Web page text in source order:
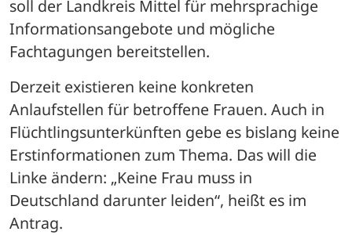
soll der Landkreis Mittel für mehrsprachige
Informationsangebote und mögliche
Fachtagungen bereitstellen.
Derzeit existieren keine konkreten
Anlaufstellen für betroffene Frauen. Auch in
Flüchtlingsunterkünften gebe es bislang keine
Erstinformationen zum Thema. Das will die
Linke ändern: „Keine Frau muss in
Deutschland darunter leiden“, heißt es im
Antrag.